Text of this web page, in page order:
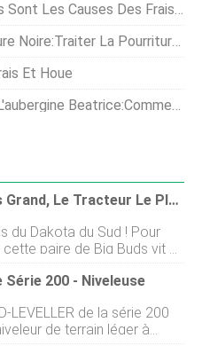
Causes Des Fraises Déformées
La Pourriture Noire Sur Les Pommiers
Et Houe
Faire Pousser Des Aubergines Beatrice
Le Plus Grand, Le Tracteur Le Plus Méchant De Tous Les Temps
Dakota du Sud ! Pour
cette paire de Big Buds vit au
de Sioux Falls. Ils rentrent
nouveaux propriétaires le 21
gros bourgeon,
Série 200 - Niveleuse
LEVELLER de la série 200
de terrain léger à